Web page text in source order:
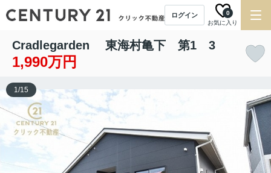
ログイン
お気に入り
0
Cradlegarden 東海村亀下 第1 3
1,990万円
1/15